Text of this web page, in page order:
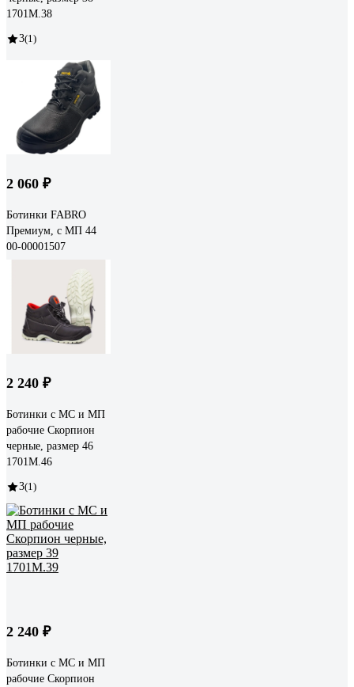
1701М.38
3(1)
2 060 ₽
Ботинки FABRO
Премиум, с МП 44
00-00001507
2 240 ₽
Ботинки с МС и МП
рабочие Скорпион
черные, размер 46
1701М.46
3(1)
2 240 ₽
Ботинки с МС и МП
рабочие Скорпион